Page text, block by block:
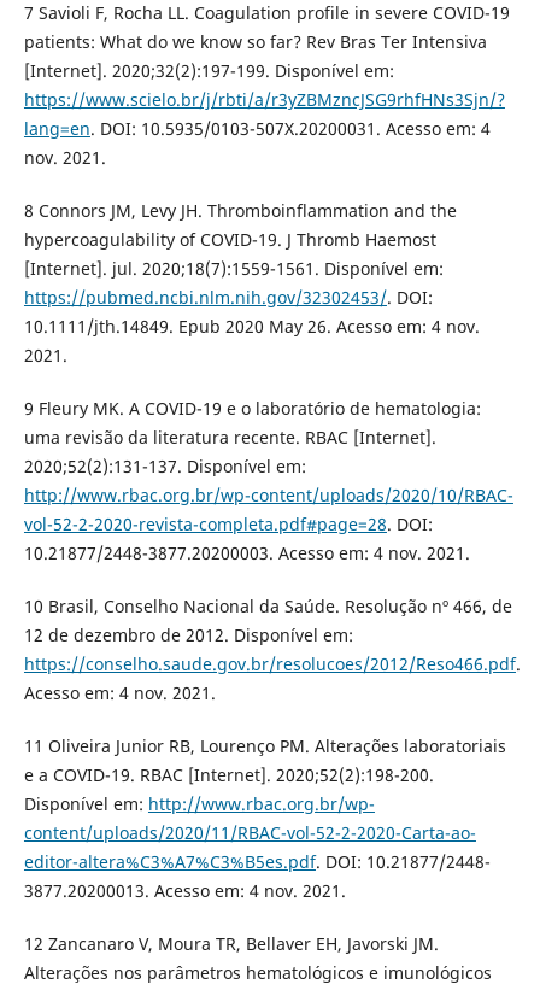
7 Savioli F, Rocha LL. Coagulation profile in severe COVID-19
patients: What do we know so far? Rev Bras Ter Intensiva
[Internet]. 2020;32(2):197-199. Disponível em:
https://www.scielo.br/j/rbti/a/r3yZBMzncJSG9rhfHNs3Sjn/?
lang=en. DOI: 10.5935/0103-507X.20200031. Acesso em: 4
nov. 2021.
8 Connors JM, Levy JH. Thromboinflammation and the
hypercoagulability of COVID-19. J Thromb Haemost
[Internet]. jul. 2020;18(7):1559-1561. Disponível em:
https://pubmed.ncbi.nlm.nih.gov/32302453/. DOI:
10.1111/jth.14849. Epub 2020 May 26. Acesso em: 4 nov.
2021.
9 Fleury MK. A COVID-19 e o laboratório de hematologia:
uma revisão da literatura recente. RBAC [Internet].
2020;52(2):131-137. Disponível em:
http://www.rbac.org.br/wp-content/uploads/2020/10/RBAC-
vol-52-2-2020-revista-completa.pdf#page=28. DOI:
10.21877/2448-3877.20200003. Acesso em: 4 nov. 2021.
10 Brasil, Conselho Nacional da Saúde. Resolução nº 466, de
12 de dezembro de 2012. Disponível em:
https://conselho.saude.gov.br/resolucoes/2012/Reso466.pdf.
Acesso em: 4 nov. 2021.
11 Oliveira Junior RB, Lourenço PM. Alterações laboratoriais
e a COVID-19. RBAC [Internet]. 2020;52(2):198-200.
Disponível em: http://www.rbac.org.br/wp-
content/uploads/2020/11/RBAC-vol-52-2-2020-Carta-ao-
editor-altera%C3%A7%C3%B5es.pdf. DOI: 10.21877/2448-
3877.20200013. Acesso em: 4 nov. 2021.
12 Zancanaro V, Moura TR, Bellaver EH, Javorski JM.
Alterações nos parâmetros hematológicos e imunológicos